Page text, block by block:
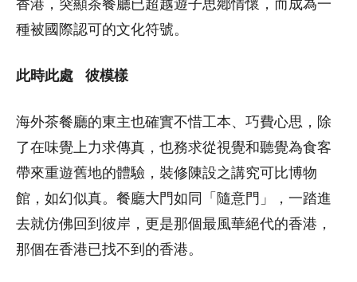
香港，突顯茶餐廳已超越遊子思鄕情懷，而成為一
種被國際認可的文化符號。
此時此處 彼模樣
海外茶餐廳的東主也確實不惜工本、巧費心思，除
了在味覺上力求傳真，也務求從視覺和聽覺為食客
帶來重遊舊地的體驗，裝修陳設之講究可比博物
館，如幻似真。餐廳大門如同「隨意門」，一踏進
去就仿佛回到彼岸，更是那個最風華絕代的香港，
那個在香港已找不到的香港。